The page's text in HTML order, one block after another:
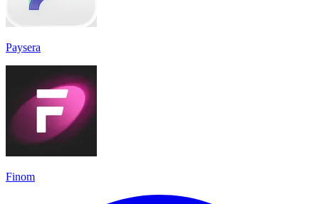
Paysera
Finom